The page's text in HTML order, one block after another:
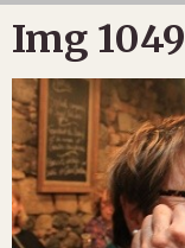
Img 1049